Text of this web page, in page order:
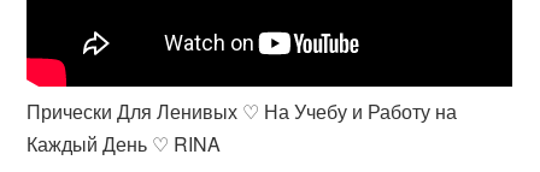
Прически Для Ленивых ♡ На Учебу и Работу на
Каждый День ♡ RINA